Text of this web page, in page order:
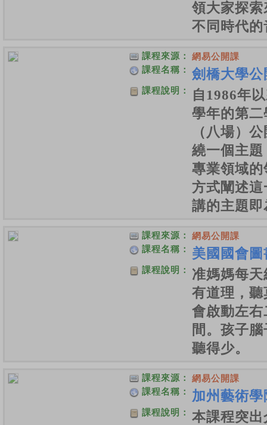
領大家探
不同時代
課程來源：
網易公開課
課程名稱：
劍橋大學
課程說明：
自1986年
學年的第
（八場）
繞一個主
專業領域
方式闡述
講的主題
課程來源：
網易公開課
課程名稱：
美國國會
課程說明：
准媽媽每
有道理，
會啟動左
間。孩子
聽得少。
課程來源：
網易公開課
課程名稱：
加州藝術
課程說明：
本課程突